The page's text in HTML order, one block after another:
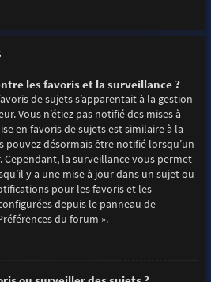
les favoris et la surveillance ?
de sujets s’apparentait à la gestion
Vous n’étiez pas notifié des mises à
en favoris de sujets est similaire à la
pouvez désormais être notifié lorsqu’un
Cependant, la surveillance vous permet
y a une mise à jour dans un sujet ou
pour les favoris et les
depuis le panneau de
du forum ».